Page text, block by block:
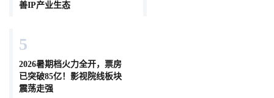
善IP产业生态
5
2026暑期档火力全开，票房
已突破85亿！影视院线板块
震荡走强